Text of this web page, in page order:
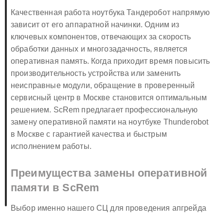
Качественная работа ноутбука Тандеробот напрямую
зависит от его аппаратной начинки. Одним из
ключевых компонентов, отвечающих за скорость
обработки данных и многозадачность, является
оперативная память. Когда приходит время повысить
производительность устройства или заменить
неисправные модули, обращение в проверенный
сервисный центр в Москве становится оптимальным
решением. ScRem предлагает профессиональную
замену оперативной памяти на ноутбуке Thunderobot
в Москве с гарантией качества и быстрым
исполнением работы.
Преимущества замены оперативной
памяти в ScRem
Выбор именно нашего СЦ для проведения апгрейда